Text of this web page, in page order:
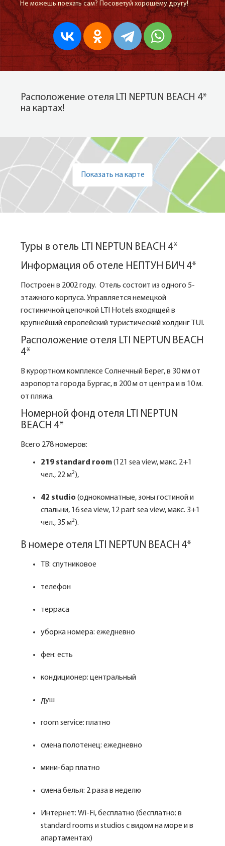
Не можешь поехать сам? Посоветуй хорошему другу!
Расположение отеля LTI NEPTUN BEACH 4*
на картах!
Показать на карте
Туры в отель LTI NEPTUN BEACH 4*
Информация об отеле НЕПТУН БИЧ 4*
Построен в 2002 году. Отель состоит из одного 5-
этажного корпуса. Управляется немецкой
гостиничной цепочкой LTI Hotels входящей в
крупнейший европейский туристический холдинг TUI.
Расположение отеля LTI NEPTUN BEACH
4*
В курортном комплексе Солнечный Берег, в 30 км от
аэропорта города Бургас, в 200 м от центра и в 10 м.
от пляжа.
Номерной фонд отеля LTI NEPTUN
BEACH 4*
Всего 278 номеров:
219 standard room(121 sea view, макс. 2+1
чел., 22 м2),
42 studio (однокомнатные, зоны гостиной и
спальни, 16 sea view, 12 part sea view, макс. 3+1
чел., 35 м2).
В номере отеля LTI NEPTUN BEACH 4*
ТВ: спутниковое
телефон
терраса
уборка номера: ежедневно
фен: есть
кондиционер: центральный
душ
room service: платно
смена полотенец: ежедневно
мини-бар платно
смена белья: 2 раза в неделю
Интернет: Wi-Fi, бесплатно (бесплатно; в
standard rooms и studios с видом на море и в
апартаментах)